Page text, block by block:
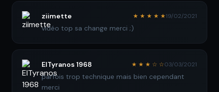
ziimette ★ ★ ★ ★ ★19/02/2021
vidéo top sa change merci ;)
ElTyranos 1968 ★ ★ ★ ☆ ☆03/03/2021
parfois trop technique mais bien cependant
merci